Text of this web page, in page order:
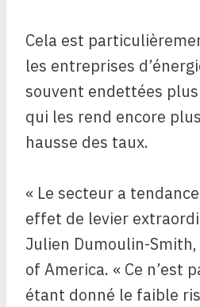
Cela est
les entreprises
souvent endettées
qui les rend encore
hausse des taux.
« Le secteur a
effet de levier
Julien Dumoulin-
of America. « Ce n’est
étant donné le faible